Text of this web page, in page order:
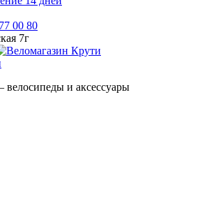
00 80
7г
и аксессуары